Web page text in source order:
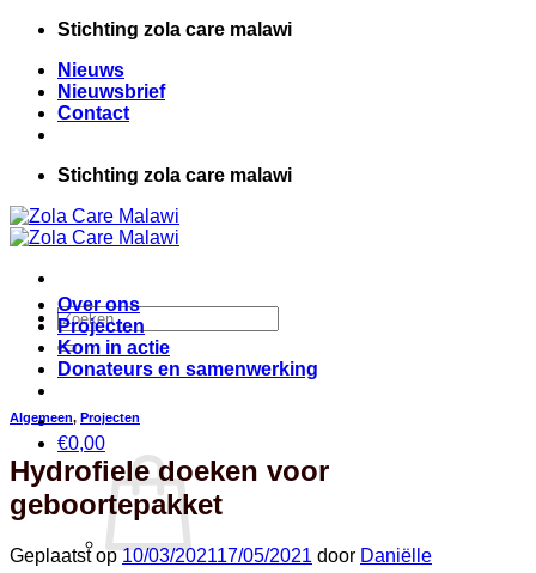
inhoud
Stichting zola care malawi
Nieuws
Nieuwsbrief
Contact
Stichting zola care malawi
Zoeken
naar:
€0,00
Over ons
Projecten
Kom in actie
Donateurs en samenwerking
Algemeen, Projecten
Hydrofiele doeken voor
geboortepakket
Geplaatst op10/03/202117/05/2021 door Daniëlle